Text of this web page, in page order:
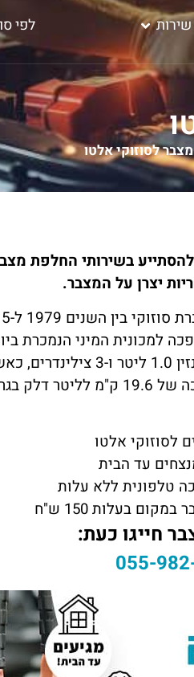
שירות לפי
מצבר לסוזוקי אלטו
בשירותי החלפת
יצרן על המצבר.
זמן קצר היא הפכה למכונית
של רכבים בגרסה ידנית. רכבי האלטו
לסוזוקי אלטו
עד הבית
טלפונית ללא עלות
בעלות 150 ש"ח
חייגו כעת:
055-